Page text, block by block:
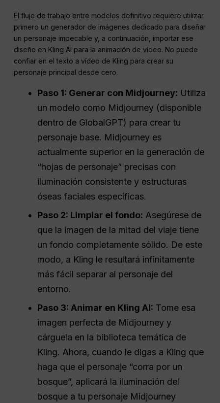
El flujo de trabajo entre modelos definitivo requiere utilizar
primero un generador de imágenes dedicado para diseñar
un personaje impecable y, a continuación, importar ese
diseño en Kling AI para la animación de vídeo. No puede
confiar en el texto a vídeo de Kling para crear su
personaje principal desde cero.
Paso 1: Generar con Midjourney: Utiliza
un modelo como Midjourney (disponible
dentro de GlobalGPT) para crear tu
personaje base. Midjourney es
actualmente superior en la generación de
“hojas de personaje” precisas con
iluminación consistente y estructuras
óseas faciales específicas.
Paso 2: Limpiar el fondo: Asegúrese de
que la imagen de la mitad del viaje tiene
un fondo completamente sólido. De este
modo, a Kling le resultará infinitamente
más fácil separar al personaje del
entorno.
Paso 3: Animar en Kling AI: Tome esa
imagen perfecta de Midjourney y
cárguela en la biblioteca temática de
Kling. Ahora, cuando le digas a Kling que
haga que el personaje “corra por un
bosque”, aplicará la iluminación del
bosque a tu personaje Midjourney